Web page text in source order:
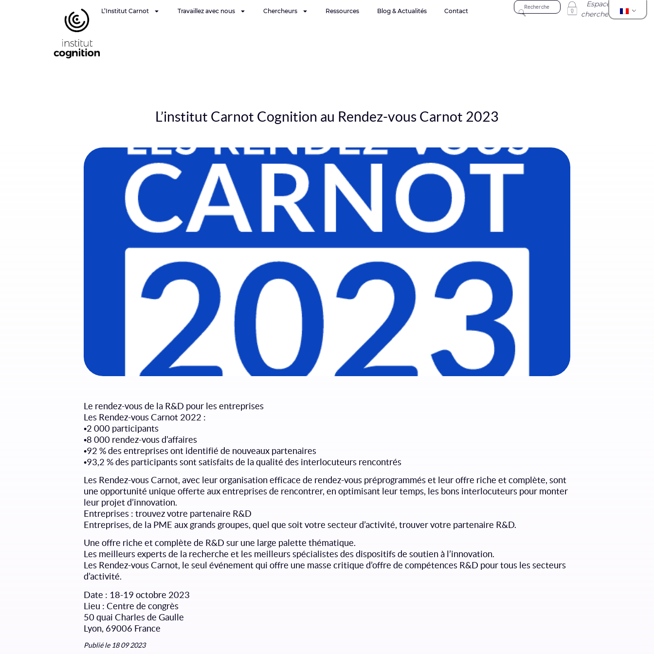
L’Institut Carnot Travaillez avec nous Chercheurs Ressources Blog & Actualités Contact
Espace
chercheur
L’institut Carnot Cognition au Rendez-vous Carnot 2023
Le rendez-vous de la R&D pour les entreprises
Les Rendez-vous Carnot 2022 :
•2 000 participants
•8 000 rendez-vous d’affaires
•92 % des entreprises ont identifié de nouveaux partenaires
•93,2 % des participants sont satisfaits de la qualité des interlocuteurs rencontrés
Les Rendez-vous Carnot, avec leur organisation efficace de rendez-vous préprogrammés et leur offre riche et complète, sont
une opportunité unique offerte aux entreprises de rencontrer, en optimisant leur temps, les bons interlocuteurs pour monter
leur projet d’innovation.
Entreprises : trouvez votre partenaire R&D
Entreprises, de la PME aux grands groupes, quel que soit votre secteur d’activité, trouver votre partenaire R&D.
Une offre riche et complète de R&D sur une large palette thématique.
Les meilleurs experts de la recherche et les meilleurs spécialistes des dispositifs de soutien à l’innovation.
Les Rendez-vous Carnot, le seul événement qui offre une masse critique d’offre de compétences R&D pour tous les secteurs
d’activité.
Date : 18-19 octobre 2023
Lieu : Centre de congrès
50 quai Charles de Gaulle
Lyon, 69006 France
Publié le 18 09 2023